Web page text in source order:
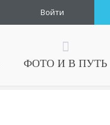
Войти
ФОТО И В ПУТЬ